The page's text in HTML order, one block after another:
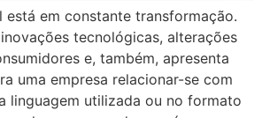
está em constante transformação.
tecnológicas, alterações
e, também, apresenta
uma empresa relacionar-se com
linguagem utilizada ou no formato